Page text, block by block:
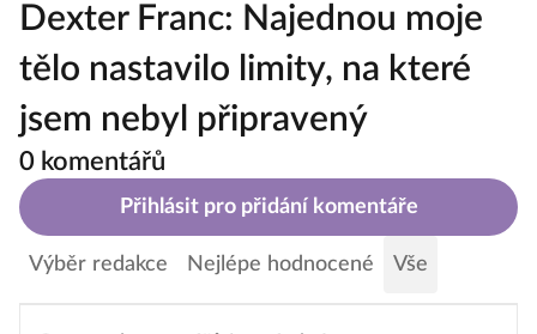
Dexter Franc: Najednou moje
tělo nastavilo limity, na které
jsem nebyl připravený
0 komentářů
Přihlásit pro přidání komentáře
Výběr redakce Nejlépe hodnocené Vše